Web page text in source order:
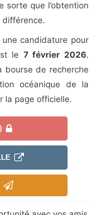
sorte que l’obtention
différence.
candidature pour
le 7 février 2026.
bourse de recherche
océanique de la
la page officielle.